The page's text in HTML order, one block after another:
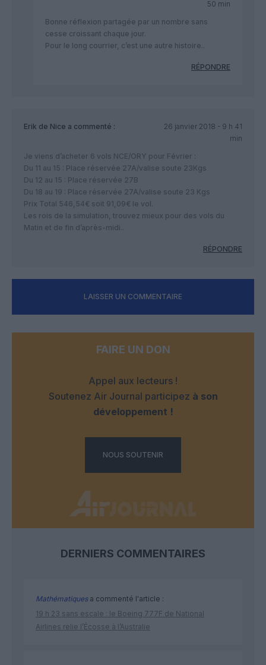
50 min
Bonne réflexion partagée par un nombre sans
cesse croissant chaque jour.
Pour le long courrier, c’est une autre histoire..
RÉPONDRE
Erik de Nice a commenté :
26 janvier 2018 - 9 h 41
min
Je viens d’acheter 6 vols NCE/ORY pour Février :
Du 11 au 15 : Place réservée 27A/valise soute 23Kgs
Du 12 au 15 : Place réservée 27B
Du 18 au 19 : Place réservée 27A/valise soute 23 Kgs
Prix Total 546,54€ soit 91,09€ le vol.
Les rois de la simulation, trouvez mieux pour des vols du
Matin et de fin d’après-midi..
RÉPONDRE
LAISSER UN COMMENTAIRE
FAIRE UN DON
Appel aux lecteurs !
Soutenez Air Journal participez à son
développement !
NOUS SOUTENIR
DERNIERS COMMENTAIRES
Mathématiquesa commenté l'article :
19 h 23 sans escale : le Boeing 777F de National
Airlines relie l’Écosse à l’Australie